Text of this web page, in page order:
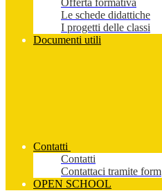
Offerta formativa
Le schede didattiche
I progetti delle classi
Documenti utili
Contatti
Contatti
Contattaci tramite form
OPEN SCHOOL